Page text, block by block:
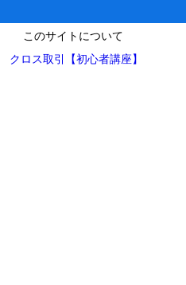
このサイトについて
クロス取引【初心者講座】